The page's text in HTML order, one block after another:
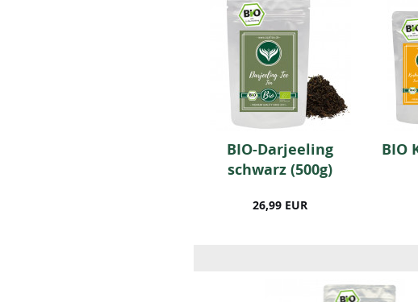
BIO-Darjeeling
schwarz (500g)
26,99 EUR
BIO